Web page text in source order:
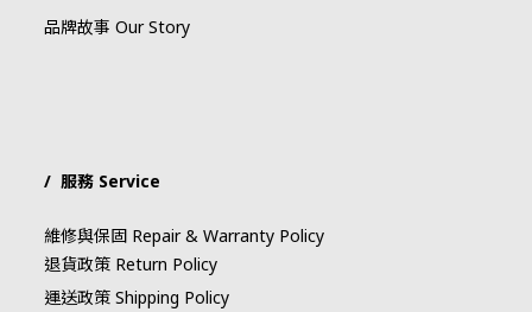
品牌故事 Our Story
/ 服務 Service
維修與保固 Repair & Warranty Policy
退貨政策 Return Policy
運送政策 Shipping Policy